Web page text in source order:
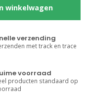
winkelwagen
verzending
met track en trace
voorraad
producten standaard op